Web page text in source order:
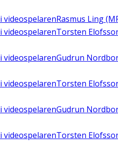
i videospelarenRasmus Ling
i videospelarenTorsten
i videospelarenGudrun
i videospelarenTorsten
i videospelarenGudrun
i videospelarenTorsten